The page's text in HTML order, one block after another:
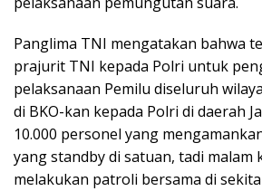
Panglima TNI mengatakan bahwa
prajurit TNI kepada Polri untuk
pelaksanaan Pemilu diseluruh
di BKO-kan kepada Polri di daerah
10.000 personel yang
yang standby di satuan, tadi malam
melakukan patroli bersama di